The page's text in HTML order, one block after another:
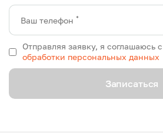
Ваш телефон *
Записаться
Отправляя заявку, я соглашаюсь с
обработки персональных данных